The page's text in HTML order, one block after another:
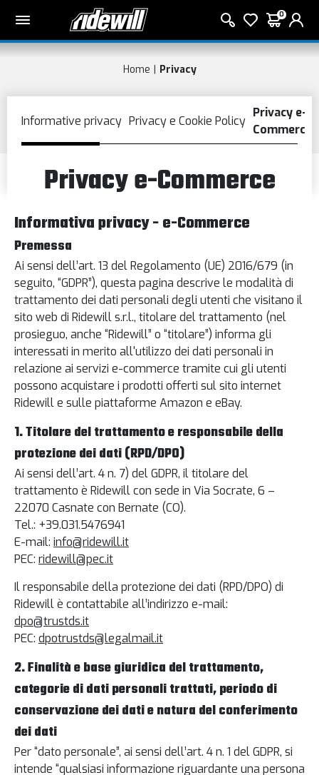
0
Home Privacy
Privacy e-Commerce
Informativa privacy - e-Commerce
Premessa
Ai sensi dell’art. 13 del Regolamento (UE) 2016/679 (in
seguito, “GDPR”), questa pagina descrive le modalità di
trattamento dei dati personali degli utenti che visitano il
sito web di Ridewill s.r.l., titolare del trattamento (nel
prosieguo, anche “Ridewill” o “titolare”) informa gli
interessati in merito all'utilizzo dei dati personali in
relazione ai servizi e-commerce tramite cui gli utenti
possono acquistare i prodotti offerti sul sito internet
Ridewill e sulle piattaforme Amazon e eBay.
1. Titolare del trattamento e responsabile della
protezione dei dati (RPD/DPO)
Ai sensi dell’art. 4 n. 7) del GDPR, il titolare del
trattamento è Ridewill con sede in Via Socrate, 6 –
22070 Casnate con Bernate (CO).
Tel.: +39.031.5476941
E-mail: info@ridewill.it
PEC: ridewill@pec.it
Il responsabile della protezione dei dati (RPD/DPO) di
Ridewill è contattabile all’indirizzo e-mail:
dpo@trustds.it
PEC: dpotrustds@legalmail.it
2. Finalità e base giuridica del trattamento,
categorie di dati personali trattati, periodo di
conservazione dei dati e natura del conferimento
dei dati
Per “dato personale”, ai sensi dell’art. 4 n. 1 del GDPR, si
intende “qualsiasi informazione riguardante una persona